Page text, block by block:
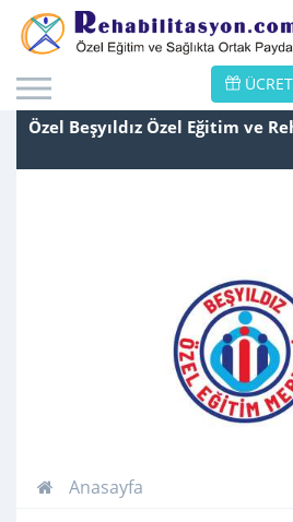
Özel Beşyıldız Özel Eğitim ve
Anasayfa